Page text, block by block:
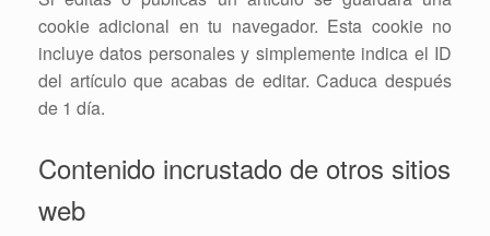
cookie adicional en tu navegador. Esta cookie no
incluye datos personales y simplemente indica el ID
del artículo que acabas de editar. Caduca después
de 1 día.
Contenido incrustado de otros sitios
web